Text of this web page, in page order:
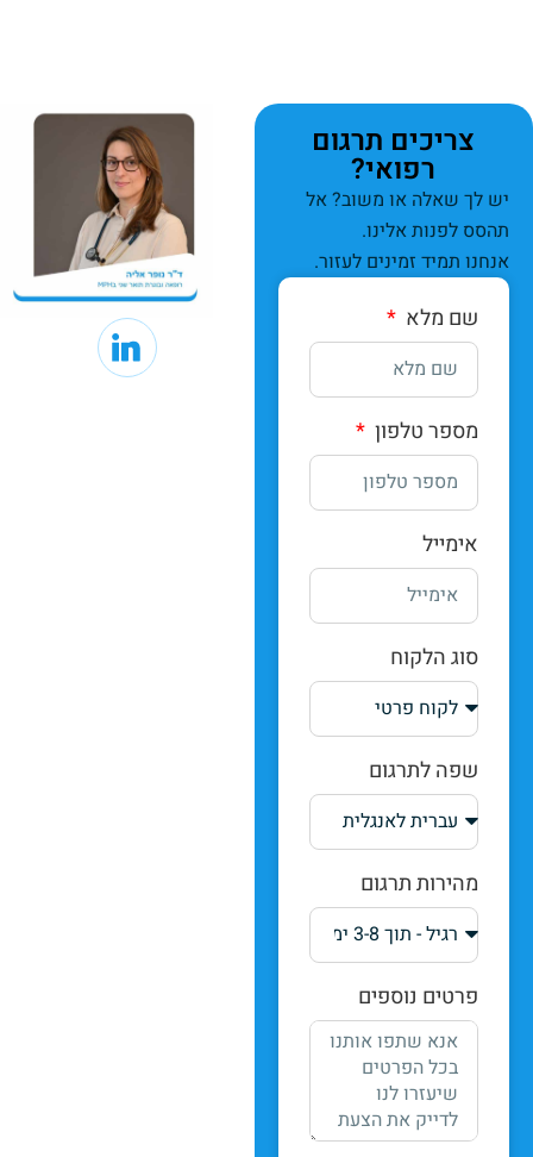
צריכים תרגום
רפואי?
יש לך שאלה או משוב? אל
תהסס לפנות אלינו.
אנחנו תמיד זמינים לעזור.
שם מלא
מספר טלפון
אימייל
סוג הלקוח
שפה לתרגום
מהירות תרגום
פרטים נוספים